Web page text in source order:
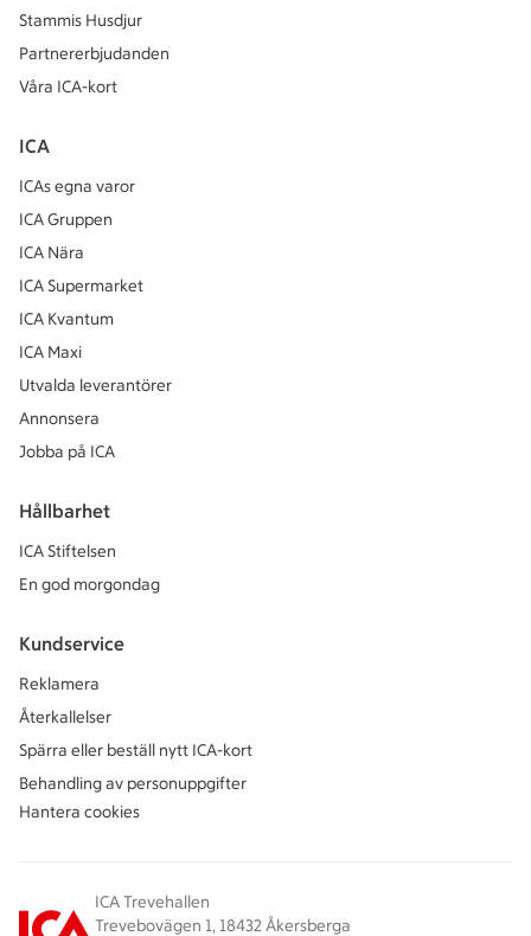
Stammis Husdjur
Partnererbjudanden
Våra ICA-kort
ICA
ICAs egna varor
ICA Gruppen
ICA Nära
ICA Supermarket
ICA Kvantum
ICA Maxi
Utvalda leverantörer
Annonsera
Jobba på ICA
Hållbarhet
ICA Stiftelsen
En god morgondag
Kundservice
Reklamera
Återkallelser
Spärra eller beställ nytt ICA-kort
Behandling av personuppgifter
Hantera cookies
ICA Trevehallen
Trevebovägen 1, 18432 Åkersberga